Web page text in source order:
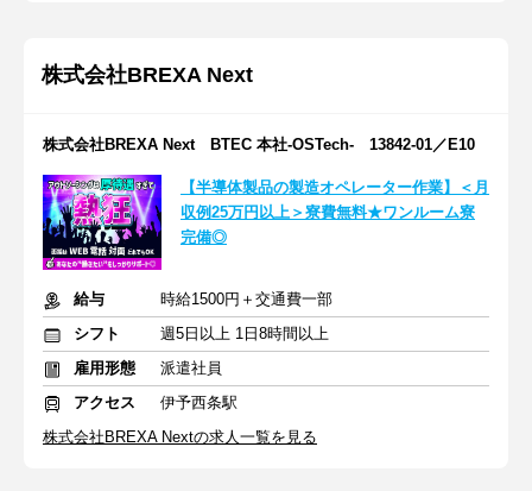
株式会社BREXA Next
株式会社BREXA Next BTEC 本社-OSTech- 13842-01／E10
【半導体製品の製造オペレーター作業】＜月
収例25万円以上＞寮費無料★ワンルーム寮
完備◎
給与
時給1500円＋交通費一部
シフト
週5日以上 1日8時間以上
雇用形態
派遣社員
アクセス
伊予西条駅
株式会社BREXA Nextの求人一覧を見る